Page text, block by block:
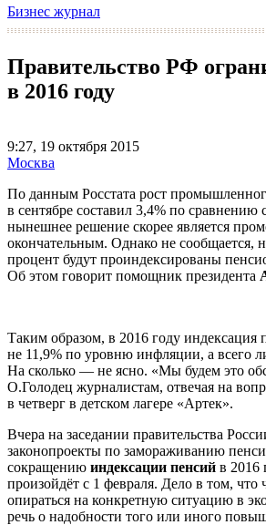
Бизнес журнал
Правительство РФ
в 2016 году
9:27, 19 октября 2015
Москва
По данным Росстата рост
в сентябре составил 3,4% по сравнению
нынешнее решение скорее является
окончательным. Однако не сообщается,
процент будут проиндексированы
Об этом говорит помощник президента
Таким образом, в 2016 году индексация
не 11,9% по уровню инфляции, а всего
На сколько — не ясно. «Мы будем это
О.Голодец журналистам, отвечая на
в четверг в детском лагере «Артек».
Вчера на заседании правительства
законопроекты по замораживанию
сокращению индексации пенсий в 2016
произойдёт с 1 февраля. Дело в том, что
опираться на конкретную ситуацию в
речь о надобности того или иного